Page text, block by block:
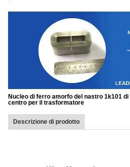
Nucleo di ferro amorfo del nastro 1k101
centro per il trasformatore
Descrizione di prodotto